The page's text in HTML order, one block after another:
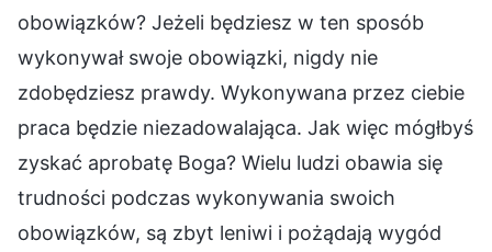
obowiązków? Jeżeli będziesz w ten sposób
wykonywał swoje obowiązki, nigdy nie
zdobędziesz prawdy. Wykonywana przez ciebie
praca będzie niezadowalająca. Jak więc mógłbyś
zyskać aprobatę Boga? Wielu ludzi obawia się
trudności podczas wykonywania swoich
obowiązków, są zbyt leniwi i pożądają wygód